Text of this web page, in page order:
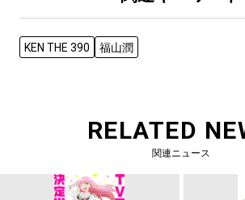
KEN THE 390 福山潤
RELATED
関連ニュース